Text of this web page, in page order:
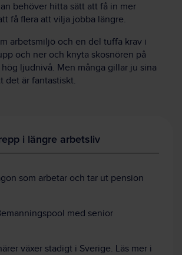
behöver hitta sätt att få in mer
få flera att vilja jobba längre.
arbetsmiljö och en del tuffa krav i
och ner och knyta skosnören på
ljudnivå. Men många gillar ju sina
det är fantastiskt.
i längre arbetsliv
som arbetar och tar ut pension
med senior
växer stadigt i Sverige. Läs mer i